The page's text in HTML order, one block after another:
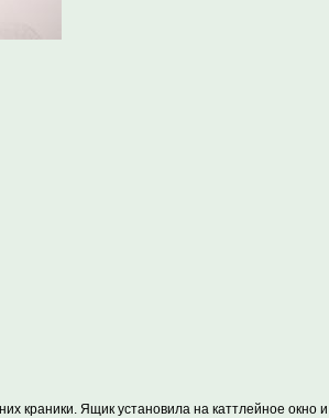
краники. Ящик установила на каттлейное